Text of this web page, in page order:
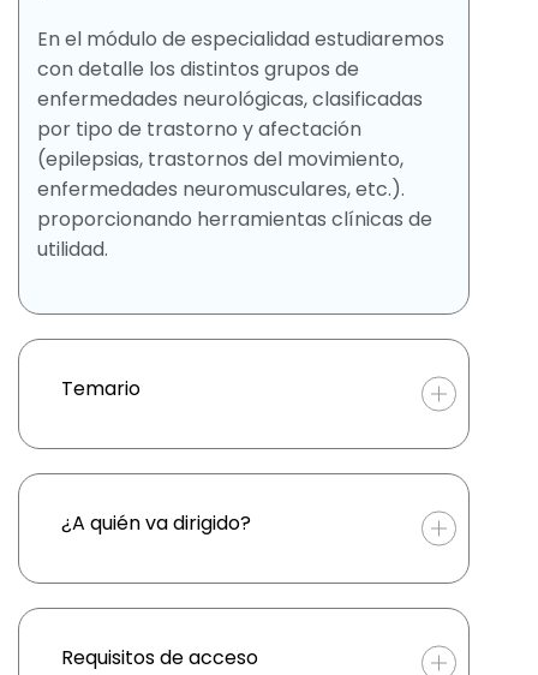
En el módulo de especialidad estudiaremos
con detalle los distintos grupos de
enfermedades neurológicas, clasificadas
por tipo de trastorno y afectación
(epilepsias, trastornos del movimiento,
enfermedades neuromusculares, etc.).
proporcionando herramientas clínicas de
utilidad.
Temario
¿A quién va dirigido?
Requisitos de acceso